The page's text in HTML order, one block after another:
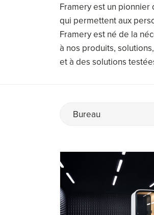
Framery est un
qui permettent aux
Framery est né de la
à nos produits,
et à des solutions
Bureau